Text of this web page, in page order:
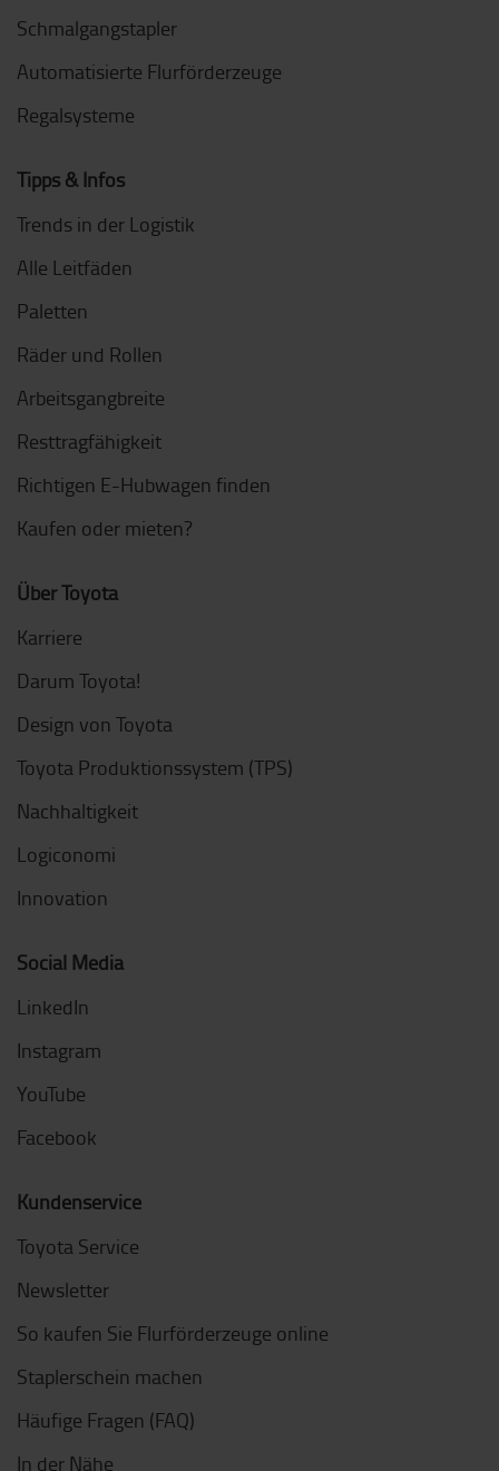
Schmalgangstapler
Automatisierte Flurförderzeuge
Regalsysteme
Tipps & Infos
Trends in der Logistik
Alle Leitfäden
Paletten
Räder und Rollen
Arbeitsgangbreite
Resttragfähigkeit
Richtigen E-Hubwagen finden
Kaufen oder mieten?
Über Toyota
Karriere
Darum Toyota!
Design von Toyota
Toyota Produktionssystem (TPS)
Nachhaltigkeit
Logiconomi
Innovation
Social Media
LinkedIn
Instagram
YouTube
Facebook
Kundenservice
Toyota Service
Newsletter
So kaufen Sie Flurförderzeuge online
Staplerschein machen
Häufige Fragen (FAQ)
In der Nähe